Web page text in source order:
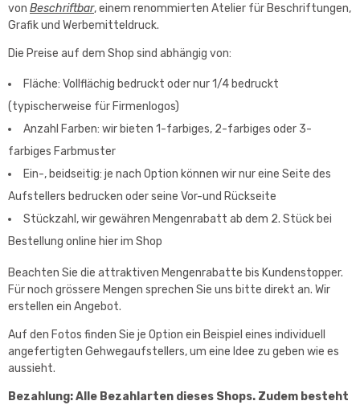
von Beschriftbar, einem renommierten Atelier für Beschriftungen,
Grafik und Werbemitteldruck.
Die Preise auf dem Shop sind abhängig von:
Fläche: Vollflächig bedruckt oder nur 1/4 bedruckt
(typischerweise für Firmenlogos)
Anzahl Farben: wir bieten 1-farbiges, 2-farbiges oder 3-
farbiges Farbmuster
Ein-, beidseitig: je nach Option können wir nur eine Seite des
Aufstellers bedrucken oder seine Vor-und Rückseite
Stückzahl, wir gewähren Mengenrabatt ab dem 2. Stück bei
Bestellung online hier im Shop
Beachten Sie die attraktiven Mengenrabatte bis Kundenstopper.
Für noch grössere Mengen sprechen Sie uns bitte direkt an. Wir
erstellen ein Angebot.
Auf den Fotos finden Sie je Option ein Beispiel eines individuell
angefertigten Gehwegaufstellers, um eine Idee zu geben wie es
aussieht.
Bezahlung:Alle Bezahlarten dieses Shops. Zudem besteht